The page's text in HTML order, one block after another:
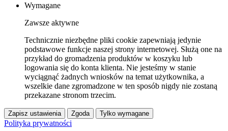
Wymagane
Zawsze aktywne
Technicznie niezbędne pliki cookie zapewniają jedynie
podstawowe funkcje naszej strony internetowej. Służą one na
przykład do gromadzenia produktów w koszyku lub
logowania się do konta klienta. Nie jesteśmy w stanie
wyciągnąć żadnych wniosków na temat użytkownika, a
wszelkie dane zgromadzone w ten sposób nigdy nie zostaną
przekazane stronom trzecim.
Zapisz ustawienia Zgoda Tylko wymagane
Polityka prywatności